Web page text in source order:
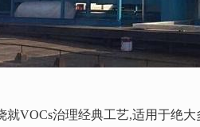
VOCs治理经典工艺,适用于绝大